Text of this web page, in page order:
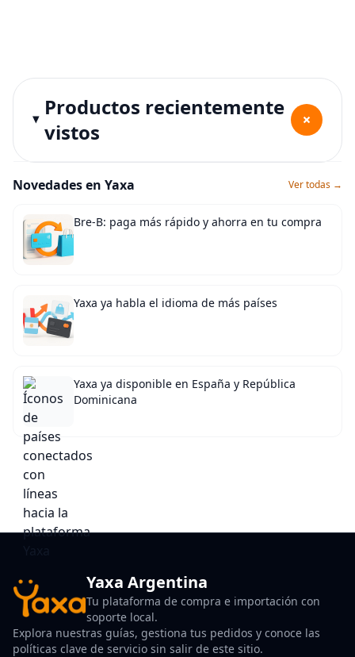
Productos recientemente
vistos
+
Novedades en Yaxa Ver todas →
Bre-B: paga más rápido y ahorra en tu compra
Yaxa ya habla el idioma de más países
Yaxa ya disponible en España y República
Dominicana
Yaxa Argentina
Tu plataforma de compra e importación con
soporte local.
Explora nuestras guías, gestiona tus pedidos y conoce las
políticas clave de servicio sin salir de este sitio.